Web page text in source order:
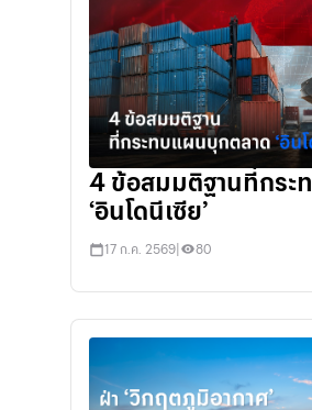
4 ข้อสมมติฐานที่กระ
‘อินโดนีเซีย’
17 ก.ค. 2569 80